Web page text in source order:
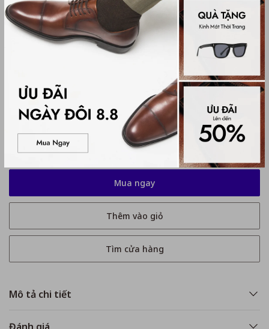
1,750,000₫
MEDIUM BEIGE
Kích thước 35
35
36 37 37.5 38
39
Mô tả chi tiết
Đánh giá
Mua ngay
Thêm vào giỏ
Tìm cửa hàng